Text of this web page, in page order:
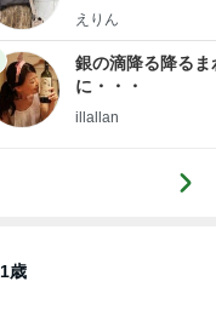
ファッションブロ
えりん
銀の滴降る降るま
に・・・
illallan
歳